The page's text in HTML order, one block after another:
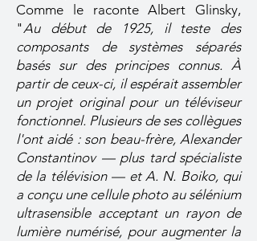
Comme le raconte Albert Glinsky,
"Au début de 1925, il teste des
composants de systèmes séparés
basés sur des principes connus. À
partir de ceux-ci, il espérait assembler
un projet original pour un téléviseur
fonctionnel. Plusieurs de ses collègues
l'ont aidé : son beau-frère, Alexander
Constantinov — plus tard spécialiste
de la télévision — et A. N. Boiko, qui
a conçu une cellule photo au sélénium
ultrasensible acceptant un rayon de
lumière numérisé, pour augmenter la